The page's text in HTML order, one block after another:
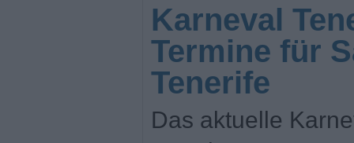
Karneval
Termine für
Tenerife
Das aktuelle